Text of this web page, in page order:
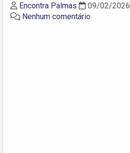
Encontra Palmas 09/02/2026
Nenhum comentário